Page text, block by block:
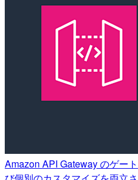
Amazon API Gateway のゲー